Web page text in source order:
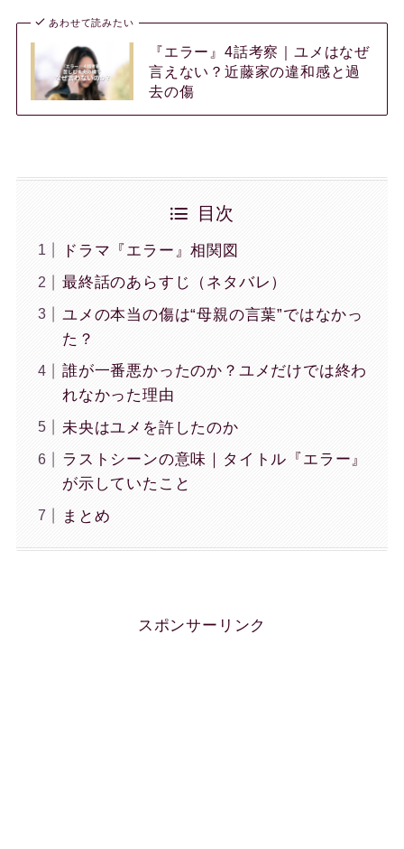
あわせて読みたい
『エラー』4話考察｜ユメはなぜ
言えない？近藤家の違和感と過
去の傷
目次
ドラマ『エラー』相関図
最終話のあらすじ（ネタバレ）
ユメの本当の傷は“母親の言葉”ではなかっ
た？
誰が一番悪かったのか？ユメだけでは終わ
れなかった理由
未央はユメを許したのか
ラストシーンの意味｜タイトル『エラー』
が示していたこと
まとめ
スポンサーリンク